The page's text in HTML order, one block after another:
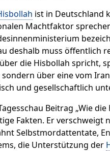
ist in Deutschland
Machtfaktor
deshalb muss öffentlich
die Hisbollah spricht,
sondern über eine vom
und gesellschaftlich
Beitrag „Wie
Fakten. Er verschweigt
Selbstmordattentate,
die Unterstützung der